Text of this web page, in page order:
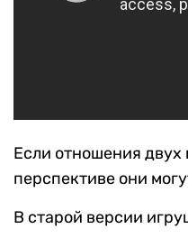
Если отношения двух
перспективе они
В старой версии